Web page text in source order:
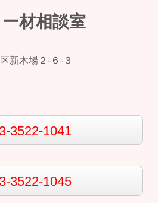
材相談室
新木場２-６-３
3522-1041
3522-1045